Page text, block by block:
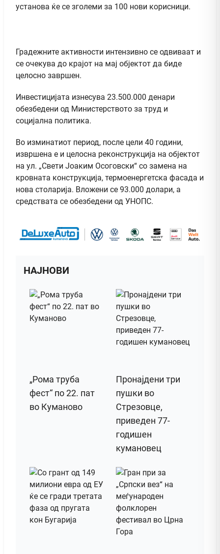
установа ќе се зголеми за 100 нови корисници.
Градежните активности интензивно се одвиваат и
се очекува до крајот на мај објектот да биде
целосно завршен.
Инвестицијата изнесува 23.500.000 денари
обезбедени од Министерството за труд и
социјална политика.
Во изминатиот период, после цели 40 години,
извршена е и целосна реконструкција на објектот
на ул. „Свети Јоаким Осоговски“ со замена на
кровната конструкција, термоенергетска фасада и
нова столарија. Вложени се 93.000 долари, а
средствата се обезбедени од УНОПС.
НАЈНОВИ
„Рома труба
фест“ по 22. пат
во Куманово
Пронајдени три
пушки во
Стрезовце,
приведен 77-
годишен
кумановец